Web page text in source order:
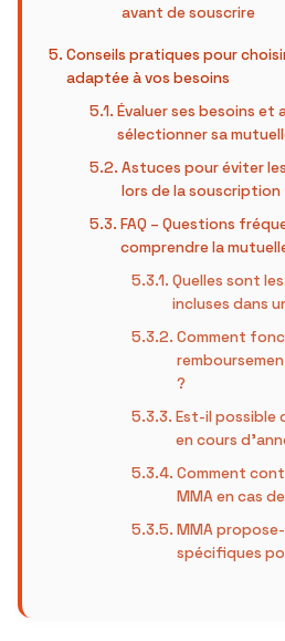
avant de souscrire
Conseils pratiques pour
adaptée à vos besoins
Évaluer ses besoins
sélectionner sa
Astuces pour éviter
lors de la souscription
FAQ – Questions
comprendre la
Quelles sont
incluses dans
Comment
?
Est-il possible
en cours
Comment
MMA en cas
MMA
spécifiques